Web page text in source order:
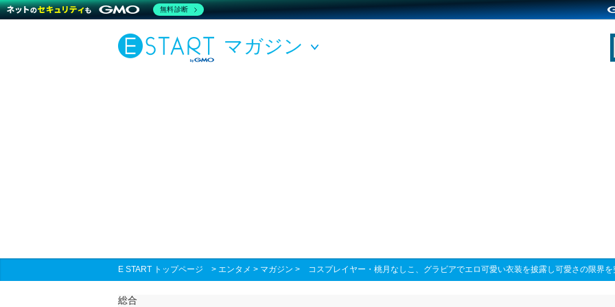
マガジン
E START トップページ > エンタメ > マガジン > コスプレイヤー・桃月なしこ、グラビアでエロ可愛い衣装を披露し可愛さの限界
総合
無料診断